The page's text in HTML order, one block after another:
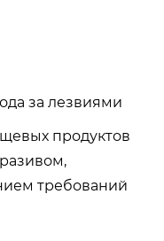
за лезвиями
продуктов
требований